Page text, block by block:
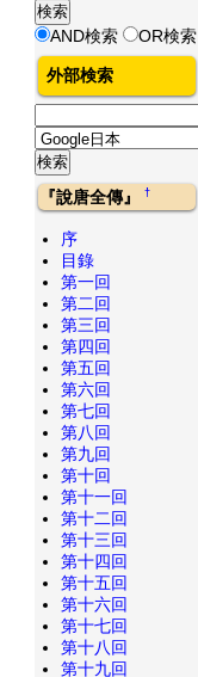
AND検索 OR検索
外部検索
『說唐全傳』†
序
目錄
第一回
第二回
第三回
第四回
第五回
第六回
第七回
第八回
第九回
第十回
第十一回
第十二回
第十三回
第十四回
第十五回
第十六回
第十七回
第十八回
第十九回